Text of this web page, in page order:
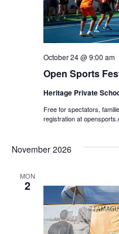
Open Sports
October 24 @ 9:00 am
Heritage Private
Free for spectators,
registration at
November 2026
MON
2